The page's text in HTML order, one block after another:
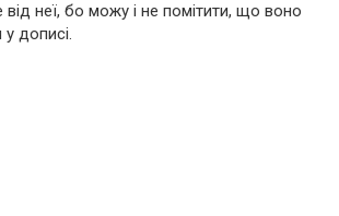
неї, бо можу і не помітити, що воно
дописі.